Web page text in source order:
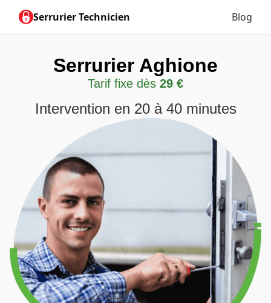
Serrurier Technicien Blog
Serrurier Aghione
Tarif fixe dès 29 €
Intervention en 20 à 40 minutes